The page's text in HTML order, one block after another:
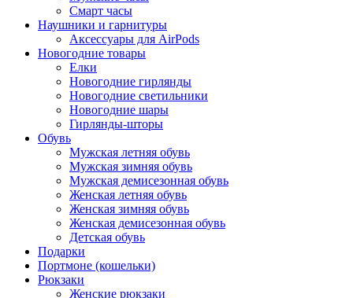
Смарт часы
Наушники и гарнитуры
Аксессуары для AirPods
Новогодние товары
Елки
Новогодние гирлянды
Новогодние светильники
Новогодние шары
Гирлянды-шторы
Обувь
Мужская летняя обувь
Мужская зимняя обувь
Мужская демисезонная обувь
Женская летняя обувь
Женская зимняя обувь
Женская демисезонная обувь
Детская обувь
Подарки
Портмоне (кошельки)
Рюкзаки
Женские рюкзаки